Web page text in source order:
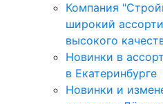
Компания
широкий
высокого
Новинки в
в Екатеринбурге
Новинки и